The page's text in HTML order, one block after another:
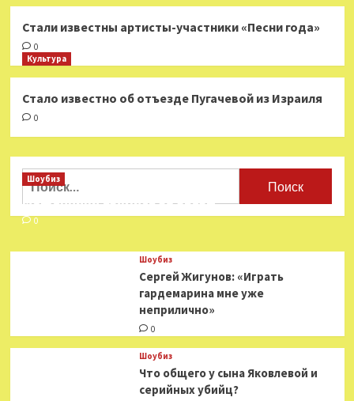
Стали известны артисты-участники «Песни года»
0
Культура
Стало известно об отъезде Пугачевой из Израиля
0
Найти:
Шоубиз
Мошенники взялись за звезд
0
Шоубиз
Сергей Жигунов: «Играть
гардемарина мне уже
неприлично»
0
Шоубиз
Что общего у сына Яковлевой и
серийных убийц?